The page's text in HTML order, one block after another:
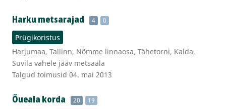
Harku metsarajad 4 0
Prügikoristus
Harjumaa, Tallinn, Nõmme linnaosa, Tähetorni, Kalda,
Suvila vahele jääv metsaala
Talgud toimusid 04. mai 2013
Õueala korda 20 19